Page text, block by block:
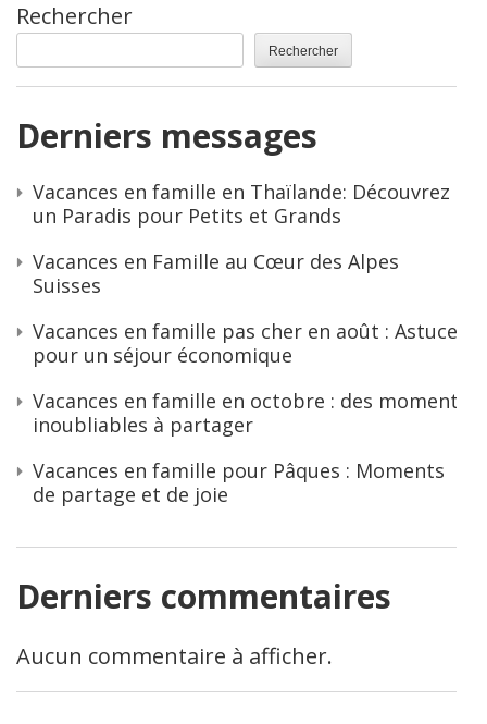
Rechercher
Rechercher
Derniers messages
Vacances en famille en Thaïlande: Découvrez
un Paradis pour Petits et Grands
Vacances en Famille au Cœur des Alpes
Suisses
Vacances en famille pas cher en août : Astuces
pour un séjour économique
Vacances en famille en octobre : des moments
inoubliables à partager
Vacances en famille pour Pâques : Moments
de partage et de joie
Derniers commentaires
Aucun commentaire à afficher.